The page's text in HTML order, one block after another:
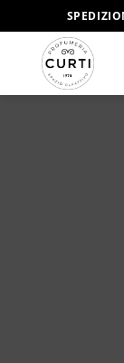
ai
contenuti